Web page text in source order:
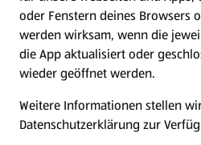
Jetzt die ALDI SÜD App
Datenschutz- und Richtlinienmenü
Cookie-Einstellungen (öffnet in
oder Fenstern deines Browsers
werden wirksam, wenn die
die App aktualisiert oder
wieder geöffnet werden.
Weitere Informationen stellen
Datenschutzerklärung zur